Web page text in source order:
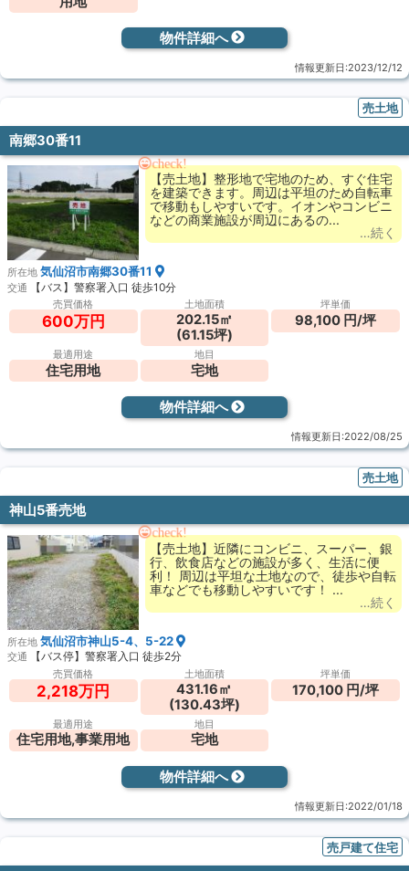
物件詳細へ
情報更新日:2023/12/12
売土地
南郷30番11
check!
【売土地】整形地で宅地のため、すぐ住宅
を建築できます。周辺は平坦のため自転車
で移動もしやすいです。イオンやコンビニ
などの商業施設が周辺にあるの...
…続く
所在地 気仙沼市南郷30番11
交通 【バス】警察署入口 徒歩10分
売買価格
600万円
土地面積
202.15㎡
(61.15坪)
坪単価
98,100 円/坪
最適用途
住宅用地
地目
宅地
物件詳細へ
情報更新日:2022/08/25
売土地
神山5番売地
check!
【売土地】近隣にコンビニ、スーパー、銀
行、飲食店などの施設が多く、生活に便
利！ 周辺は平坦な土地なので、徒歩や自転
車などでも移動しやすいです！ ...
…続く
所在地 気仙沼市神山5-4、5-22
交通 【バス停】警察署入口 徒歩2分
売買価格
2,218万円
土地面積
431.16㎡
(130.43坪)
坪単価
170,100 円/坪
最適用途
住宅用地,事業用地
地目
宅地
物件詳細へ
情報更新日:2022/01/18
売戸建て住宅